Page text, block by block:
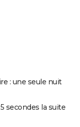
: une seule nuit
secondes la suite